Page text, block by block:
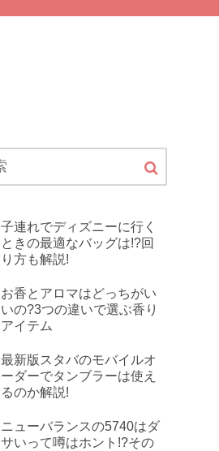
子連れでディズニーに行く
ときの最適なバッグは!?回
り方も解説!
お香とアロマはどっちがい
いの?3つの違いで選ぶ香り
アイテム
最新版スタバのモバイルオ
ーダーでタンブラーは使え
るのか解説!
ニューバランスの5740はダ
サいって噂はホント!?その